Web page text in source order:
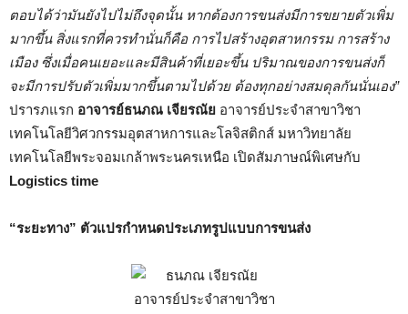
ตอบได้ว่ามันยังไปไม่ถึงจุดนั้น หากต้องการขนส่งมีการขยายตัวเพิ่ม
มากขึ้น สิ่งแรกที่ควรทำนั่นก็คือ การไปสร้างอุตสาหกรรม การสร้าง
เมือง ซึ่งเมื่อคนเยอะและมีสินค้าที่เยอะขึ้น ปริมาณของการขนส่งก็
จะมีการปรับตัวเพิ่มมากขึ้นตามไปด้วย ต้องทุกอย่างสมดุลกันนั่นเอง”
ปรารภแรก อาจารย์ธนภณ เจียรณัย อาจารย์ประจำสาขาวิชา
เทคโนโลยีวิศวกรรมอุตสาหการและโลจิสติกส์ มหาวิทยาลัย
เทคโนโลยีพระจอมเกล้าพระนครเหนือ เปิดสัมภาษณ์พิเศษกับ
Logistics time
“ระยะทาง” ตัวแปรกำหนดประเภทรูปแบบการขนส่ง